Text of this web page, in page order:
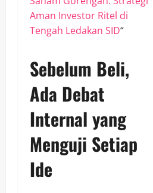
Aman Investor Ritel di
Tengah Ledakan SID“
Sebelum Beli,
Ada Debat
Internal yang
Menguji Setiap
Ide